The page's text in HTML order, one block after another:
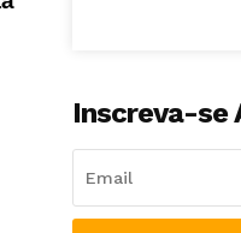
Inscreva-se